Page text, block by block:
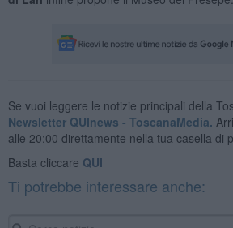
Se vuoi leggere le notizie principali della
Newsletter QUInews - ToscanaMedia.
alle 20:00 direttamente nella tua casella di
Basta cliccare QUI
Ti potrebbe interessare anche: